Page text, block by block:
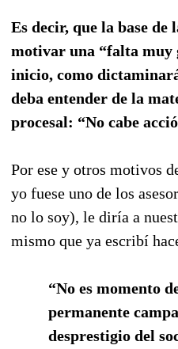
Es decir, que la base de
motivar una “falta muy
inicio, como
deba entender de la
procesal: “No cabe
Por ese y otros motivos
yo fuese uno de los
no lo soy), le diría a
mismo que ya escribí
“No es momento
permanente
desprestigio del